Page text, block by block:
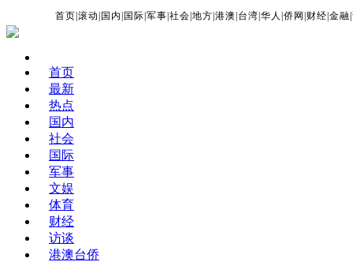
首页 |滚动 国内 国际 |军事 |社会 |地方 |港澳 台湾 |华人 |侨网 财经 |金融 |
首页
最新
热点
国内
社会
国际
军事
文娱
体育
财经
访谈
港澳台侨